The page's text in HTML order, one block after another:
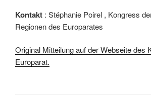
Kontakt : Stéphanie Poirel , Kongress
Regionen des Europarates
Original Mitteilung auf der Webseite des
Europarat.